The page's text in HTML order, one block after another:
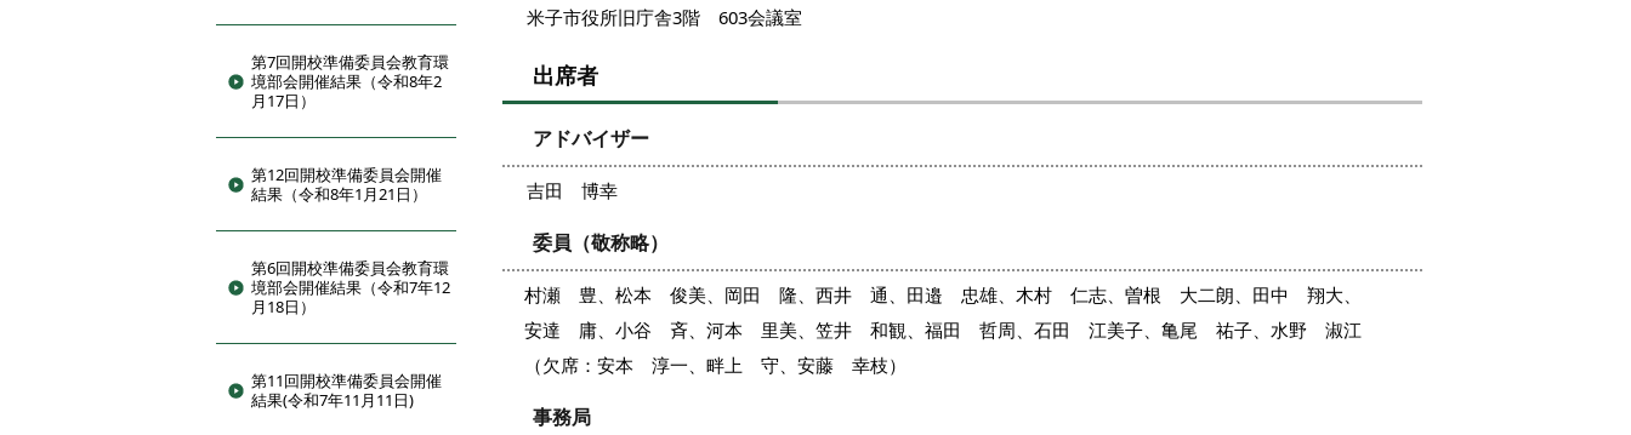
第7回開校準備委員会教育環
境部会開催結果（令和8年2
月17日）
第12回開校準備委員会開催
結果（令和8年1月21日）
第6回開校準備委員会教育環
境部会開催結果（令和7年12
月18日）
第11回開校準備委員会開催
結果(令和7年11月11日)
米子市役所旧庁舎3階 603会議室
出席者
アドバイザー
吉田 博幸
委員（敬称略）
村瀬 豊、松本 俊美、岡田 隆、西井 通、田邉 忠雄、木村 仁志、 曽根 大二朗、田中 翔大、
安達 庸、 小谷 斉、河本 里美、笠井 和観、福田 哲周、石田 江美子、亀尾 祐子、水野 淑江
（欠席：安本 淳一、畔上 守、安藤 幸枝）
事務局